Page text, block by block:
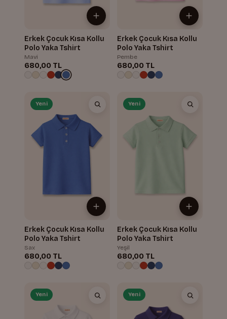
Erkek Çocuk Kısa Kollu
Polo Yaka Tshirt
Mavi
680,00 TL
Erkek Çocuk Kısa Kollu
Polo Yaka Tshirt
Pembe
680,00 TL
Yeni
Erkek Çocuk Kısa Kollu
Polo Yaka Tshirt
Sax
680,00 TL
Yeni
Erkek Çocuk Kısa Kollu
Polo Yaka Tshirt
Yeşil
680,00 TL
Yeni Yeni